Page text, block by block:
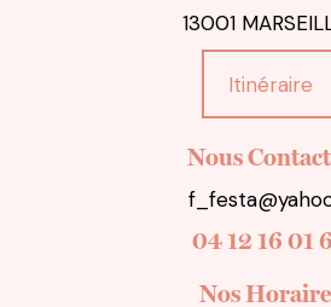
13001
Itinéraire
Nous
04 12 16 01
Nos